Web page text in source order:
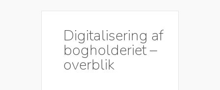
Digitalisering af
bogholderiet –
overblik